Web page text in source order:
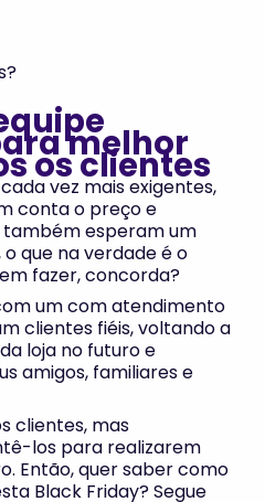
melhor
os clientes
vez mais exigentes,
conta o preço e
também esperam um
que na verdade é o
fazer, concorda?
um com atendimento
clientes fiéis, voltando a
loja no futuro e
amigos, familiares e
clientes, mas
los para realizarem
Então, quer saber como
Black Friday? Segue